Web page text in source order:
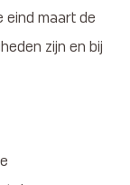
eind maart de
zijn en bij